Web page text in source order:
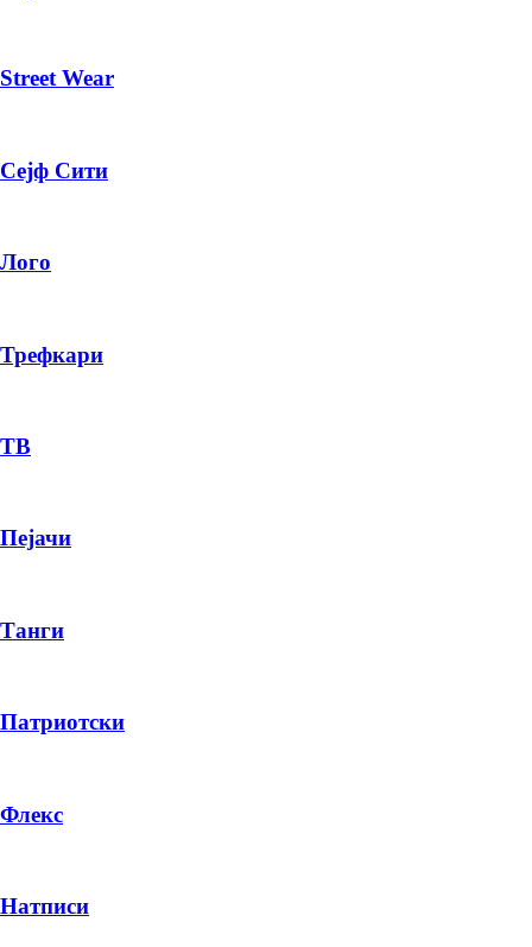
Street Wear
Сејф Сити
Лого
Трефкари
ТВ
Пејачи
Танги
Патриотски
Флекс
Натписи